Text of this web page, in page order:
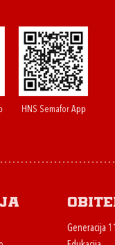
HNS Semafor App
Generacija